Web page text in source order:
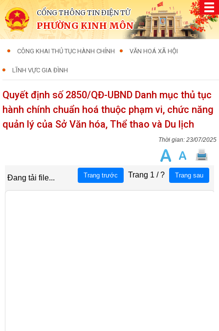
CỔNG THÔNG TIN ĐIỆN TỬ
PHƯỜNG KINH MÔN
CÔNG KHAI THỦ TỤC HÀNH CHÍNH VĂN HOÁ XÃ HỘI
LĨNH VỰC GIA ĐÌNH
Quyết định số 2850/QĐ-UBND Danh mục thủ tục
hành chính chuẩn hoá thuộc phạm vi, chức năng
quản lý của Sở Văn hóa, Thể thao và Du lịch
23/07/2025